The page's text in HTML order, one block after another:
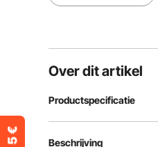
Over dit artikel
Productspecificatie
Artikelmodelnummer
Beschrijving